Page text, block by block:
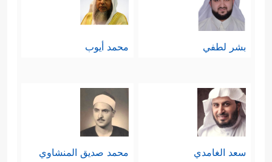
بشر لطفي محمد أيوب
سعد الغامدي محمد صديق المنشاوي